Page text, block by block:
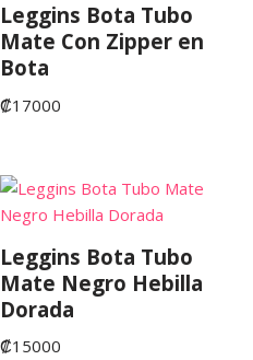
Leggins Bota Tubo
Mate Con Zipper en
Bota
₡17000
Leggins Bota Tubo
Mate Negro Hebilla
Dorada
₡15000